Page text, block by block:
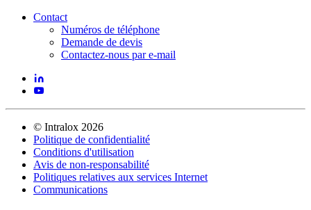
Contact
Numéros de téléphone
Demande de devis
Contactez-nous par e-mail
© Intralox 2026
Politique de confidentialité
Conditions d'utilisation
Avis de non-responsabilité
Politiques relatives aux services Internet
Communications